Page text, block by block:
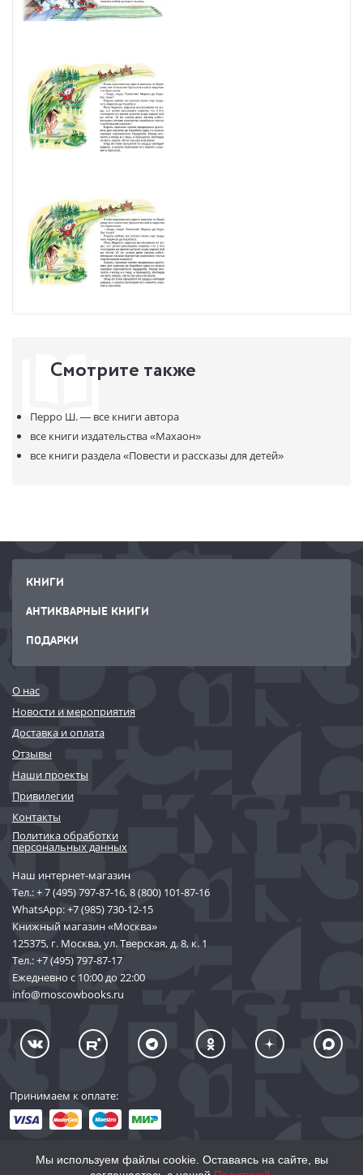
Смотрите также
Перро Ш. — все книги автора
все книги издательства«Махаон»
все книги раздела«Повести и рассказы для детей»
КНИГИ
АНТИКВАРНЫЕ КНИГИ
ПОДАРКИ
О нас
Новости и мероприятия
Доставка и оплата
Отзывы
Наши проекты
Привилегии
Контакты
Политика обработки
персональных данных
Наш интернет-магазин
Тел.:+ 7 (495) 797-87-16,8 (800) 101-87-16
WhatsApp:+7 (985) 730-12-15
Книжный магазин «Москва»
125375, г. Москва, ул. Тверская, д. 8, к. 1
Тел.:+7 (495) 797-87-17
Ежедневно с 10:00 до 22:00
info@moscowbooks.ru
Принимаем к оплате:
Мы используем файлы cookie. Оставаясь на сайте, вы